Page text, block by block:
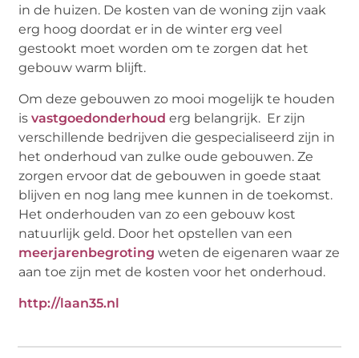
in de huizen. De kosten van de woning zijn vaak
erg hoog doordat er in de winter erg veel
gestookt moet worden om te zorgen dat het
gebouw warm blijft.
Om deze gebouwen zo mooi mogelijk te houden
isvastgoedonderhoud erg belangrijk. Er zijn
verschillende bedrijven die gespecialiseerd zijn in
het onderhoud van zulke oude gebouwen. Ze
zorgen ervoor dat de gebouwen in goede staat
blijven en nog lang mee kunnen in de toekomst.
Het onderhouden van zo een gebouw kost
natuurlijk geld. Door het opstellen van een
meerjarenbegroting weten de eigenaren waar ze
aan toe zijn met de kosten voor het onderhoud.
http://laan35.nl